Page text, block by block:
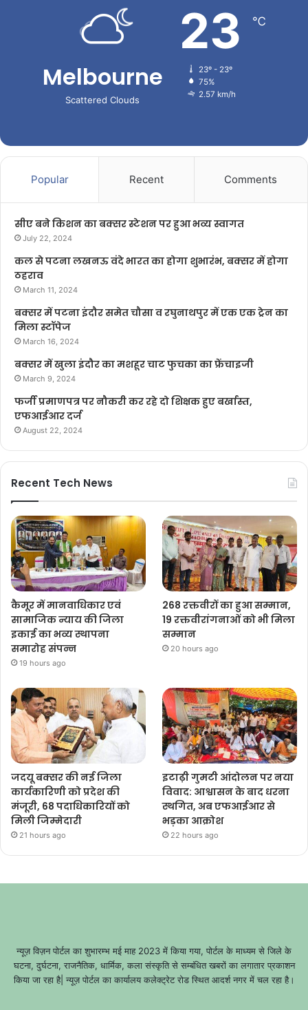
Melbourne
Scattered Clouds
23 ℃
23º - 23º
75%
2.57 km/h
Popular Recent Comments
सीए बने किशन का बक्सर स्टेशन पर हुआ भव्य स्वागत
July 22, 2024
कल से पटना लखनऊ वंदे भारत का होगा शुभारंभ, बक्सर में होगा
ठहराव
March 11, 2024
बक्सर में पटना इंदौर समेत चौसा व रघुनाथपुर में एक एक ट्रेन का
मिला स्टॉपेज
March 16, 2024
बक्सर में खुला इंदौर का मशहूर चाट फुचका का फ्रेंचाइजी
March 9, 2024
फर्जी प्रमाणपत्र पर नौकरी कर रहे दो शिक्षक हुए बर्खास्त,
एफआईआर दर्ज
August 22, 2024
Recent Tech News
कैमूर में मानवाधिकार एवं
सामाजिक न्याय की जिला
इकाई का भव्य स्थापना
समारोह संपन्न
19 hours ago
268 रक्तवीरों का हुआ सम्मान,
19 रक्तवीरांगनाओं को भी मिला
सम्मान
20 hours ago
जदयू बक्सर की नई जिला
कार्यकारिणी को प्रदेश की
मंजूरी, 68 पदाधिकारियों को
मिली जिम्मेदारी
21 hours ago
इटाढ़ी गुमटी आंदोलन पर नया
विवाद: आश्वासन के बाद धरना
स्थगित, अब एफआईआर से
भड़का आक्रोश
22 hours ago
न्यूज़ विज़न पोर्टल का शुभारम्भ मई माह 2023 में किया गया, पोर्टल के माध्यम से जिले के
घटना, दुर्घटना, राजनैतिक, धार्मिक, कला संस्कृति से सम्बंधित खबरों का लगातार प्रकाशन
किया जा रहा है| न्यूज़ पोर्टल का कार्यालय कलेक्ट्रेट रोड स्थित आदर्श नगर में चल रहा है।